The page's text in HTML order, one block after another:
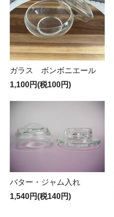
ガラス ボンボニエール
1,100円(税100円)
バター・ジャム入れ
1,540円(税140円)